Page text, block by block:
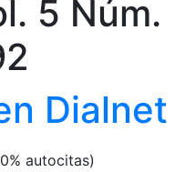
5 Núm.
Dialnet
autocitas)